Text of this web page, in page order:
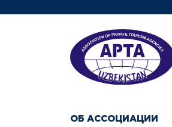
ОБ АССОЦИАЦИИ